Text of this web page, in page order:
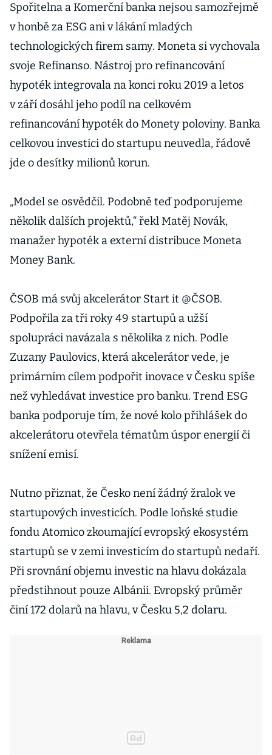
implementací
nových
technologií
Spořitelna a Komerční banka nejsou samozřejmě
v honbě za ESG ani v lákání mladých
technologických firem samy. Moneta si vychovala
svoje Refinanso. Nástroj pro refinancování
hypoték integrovala na konci roku 2019 a letos
v září dosáhl jeho podíl na celkovém
refinancování hypoték do Monety poloviny. Banka
celkovou investici do startupu neuvedla, řádově
jde o desítky milionů korun.
„Model se osvědčil. Podobně teď podporujeme
několik dalších projektů,“ řekl Matěj Novák,
manažer hypoték a externí distribuce Moneta
Money Bank.
ČSOB má svůj akcelerátor Start it @ČSOB.
Podpořila za tři roky 49 startupů a užší
spolupráci navázala s několika z nich. Podle
Zuzany Paulovics, která akcelerátor vede, je
primárním cílem podpořit inovace v Česku spíše
než vyhledávat investice pro banku. Trend ESG
banka podporuje tím, že nové kolo přihlášek do
akcelerátoru otevřela tématům úspor energií či
snížení emisí.
Nutno přiznat, že Česko není žádný žralok ve
startupových investicích. Podle loňské studie
fondu Atomico zkoumající evropský ekosystém
startupů se v zemi investicím do startupů nedaří.
Při srovnání objemu investic na hlavu dokázala
předstihnout pouze Albánii. Evropský průměr
činí 172 dolarů na hlavu, v Česku 5,2 dolaru.